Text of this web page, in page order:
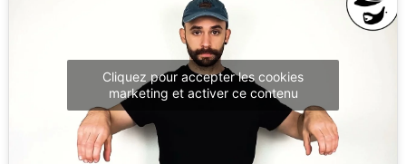
Cliquez pour accepter les cookies
marketing et activer ce contenu